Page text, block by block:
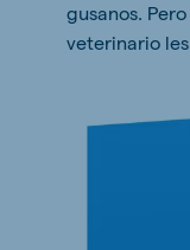
gusanos.
veterinario